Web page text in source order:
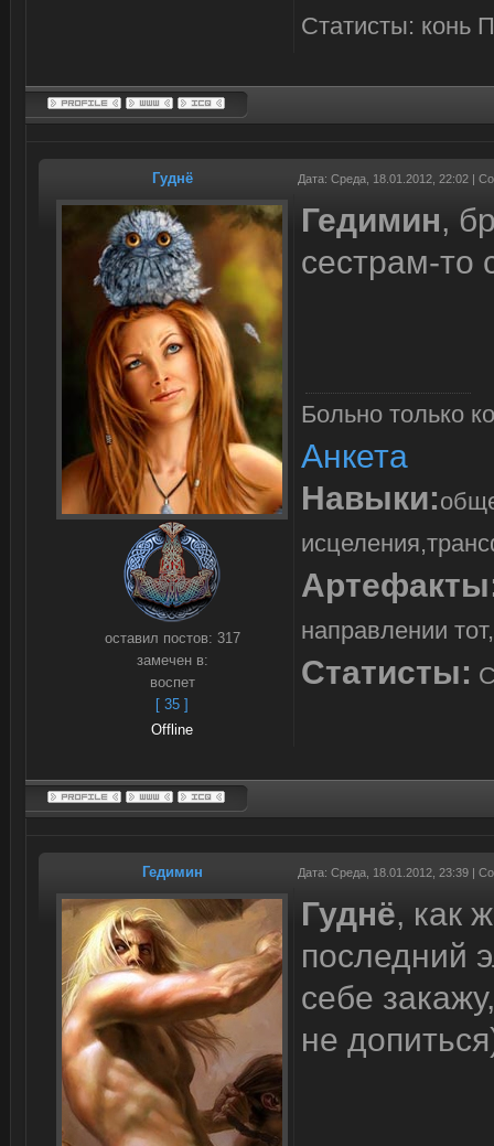
Статисты: конь
Гуднё Дата: Среда, 18.01.2012, 22:02 |
оставил постов: 317
замечен в:
воспет
[ 35 ]
Offline
Гедимин,
сестрам-то
Больно только
Анкета
Навыки:
направлении
Статисты:
Гедимин Дата: Среда, 18.01.2012, 23:39 |
Гуднё, как
последний
себе
не